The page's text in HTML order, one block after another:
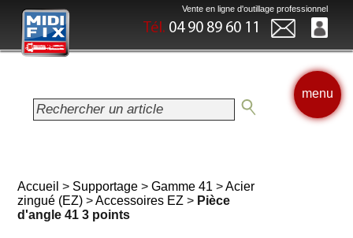
Vente en ligne d'outillage professionnel
Tél. 04 90 89 60 11
menu
Accueil > Supportage >Gamme 41 >Acier
zingué (EZ) >Accessoires EZ > Pièce
d'angle 41 3 points